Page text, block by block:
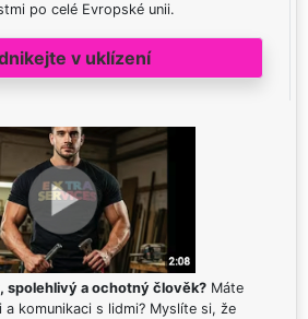
po celé Evropské unii.
v uklízení
spolehlivý a ochotný člověk? Máte
a komunikaci s lidmi? Myslíte si, že